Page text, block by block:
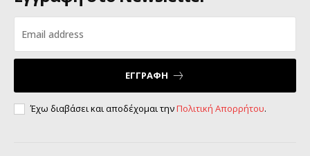
ΕΓΓΡΑΦΗ
Έχω διαβάσει και αποδέχομαι τηνΠολιτική Απορρήτου.